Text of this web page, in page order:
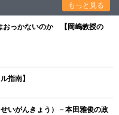
もっと見る
おっかないのか 【岡嶋教授の
指南】
いがんきょう）－本田雅俊の政